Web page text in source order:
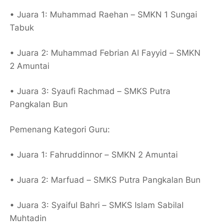
• Juara 1: Muhammad Raehan – SMKN 1 Sungai
Tabuk
• Juara 2: Muhammad Febrian Al Fayyid – SMKN
2 Amuntai
• Juara 3: Syaufi Rachmad – SMKS Putra
Pangkalan Bun
Pemenang Kategori Guru:
• Juara 1: Fahruddinnor – SMKN 2 Amuntai
• Juara 2: Marfuad – SMKS Putra Pangkalan Bun
• Juara 3: Syaiful Bahri – SMKS Islam Sabilal
Muhtadin